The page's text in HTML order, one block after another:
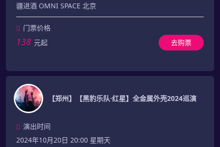
疆进酒 OMNI SPACE 北京
门票价格
138 元起 去购票
【郑州】【黑豹乐队·红星】全金属外壳2024巡演
演出时间
2024年10月20日 20:00 星期天